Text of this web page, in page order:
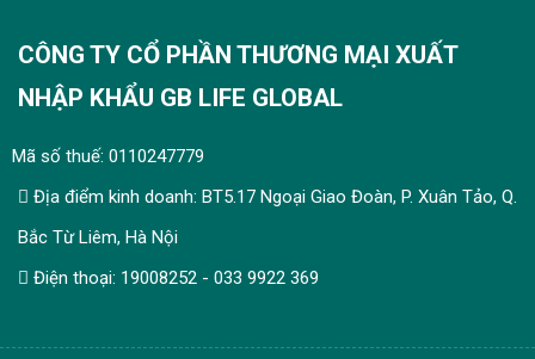
CÔNG TY CỔ PHẦN THƯƠNG MẠI XUẤT
NHẬP KHẨU GB LIFE GLOBAL
Mã số thuế: 0110247779
Địa điểm kinh doanh: BT5.17 Ngoại Giao Đoàn, P. Xuân Tảo, Q.
Bắc Từ Liêm, Hà Nội
Điện thoại: 19008252 - 033 9922 369